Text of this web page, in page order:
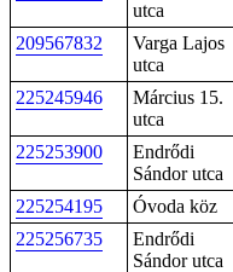
utca
209567832
Varga Lajos
utca
225245946
Március 15.
utca
225253900
Endrődi
Sándor utca
225254195 Óvoda köz
225256735
Endrődi
Sándor utca